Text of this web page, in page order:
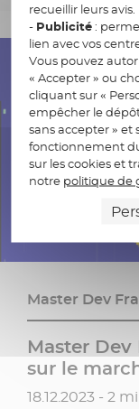
Master Dev
Master Dev
sur le
Date de
18.12.2023 - 2
recueillir leurs avis.
- Publicité:
lien avec vos
Vous pouvez
« Accepter » ou
cliquant sur «
empêcher le
sans accepter » et
fonctionnement
sur les cookies et
notre politique de